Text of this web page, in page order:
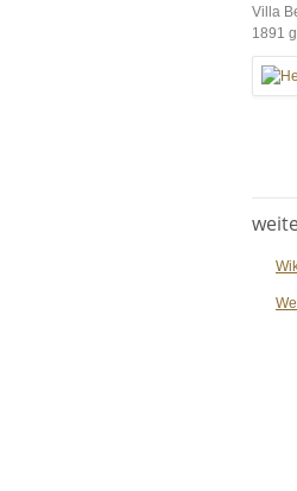
Villa
1891